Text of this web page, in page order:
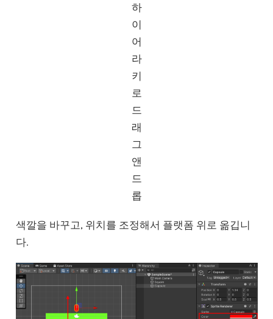
하
이
어
라
키
로
드
래
그
앤
드
롭
색깔을 바꾸고, 위치를 조정해서 플랫폼 위로 옮깁니
다.